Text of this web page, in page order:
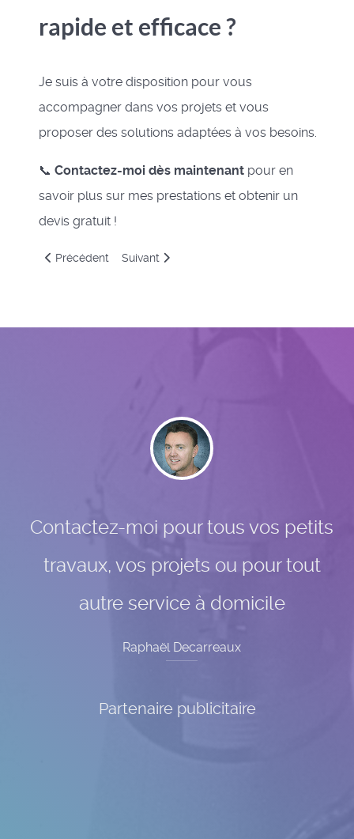
rapide et efficace ?
Je suis à votre disposition pour vous
accompagner dans vos projets et vous
proposer des solutions adaptées à vos besoins.
📞 Contactez-moi dès maintenant pour en
savoir plus sur mes prestations et obtenir un
devis gratuit !
Article précédent : Prestataire de services à Mondrepuis
Précédent Article suivant : Prestataire de services à
Suivant
Contactez-moi pour tous vos petits
travaux, vos projets ou pour tout
autre service à domicile
Raphaël Decarreaux
Partenaire publicitaire